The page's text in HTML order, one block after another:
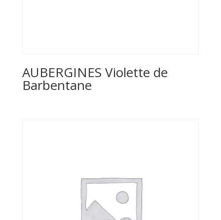
AUBERGINES Violette de
Barbentane